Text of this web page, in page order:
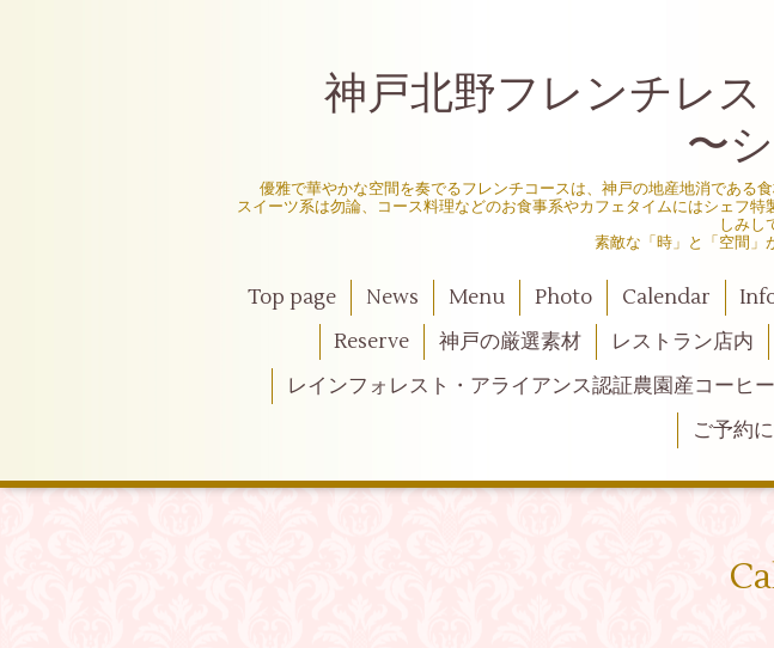
神戸北野フレンチレ
〜シュエ
優雅で華やかな空間を奏でるフレンチコースは、神戸の地産地消である
スイーツ系は勿論、コース料理などのお食事系やカフェタイムにはシェフ
しみし
素敵な「時」と「空間」
Top page News Menu Photo Calendar
Reserve
神戸の厳選素材 レストラン店内
レインフォレスト・アライアンス認証農園産コーヒ
ご予約